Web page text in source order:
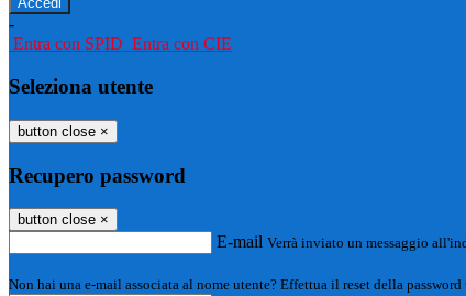
-
Entra con SPID Entra con CIE
Seleziona utente
button close ×
Recupero password
button close ×
E-mail Verrà inviato un messaggio
Non hai una e-mail associata al nome utente? Effettua il reset della